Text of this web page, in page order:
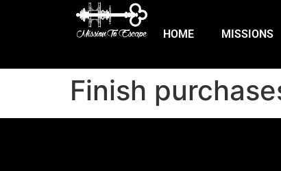
HOME MISSIONS
Finish